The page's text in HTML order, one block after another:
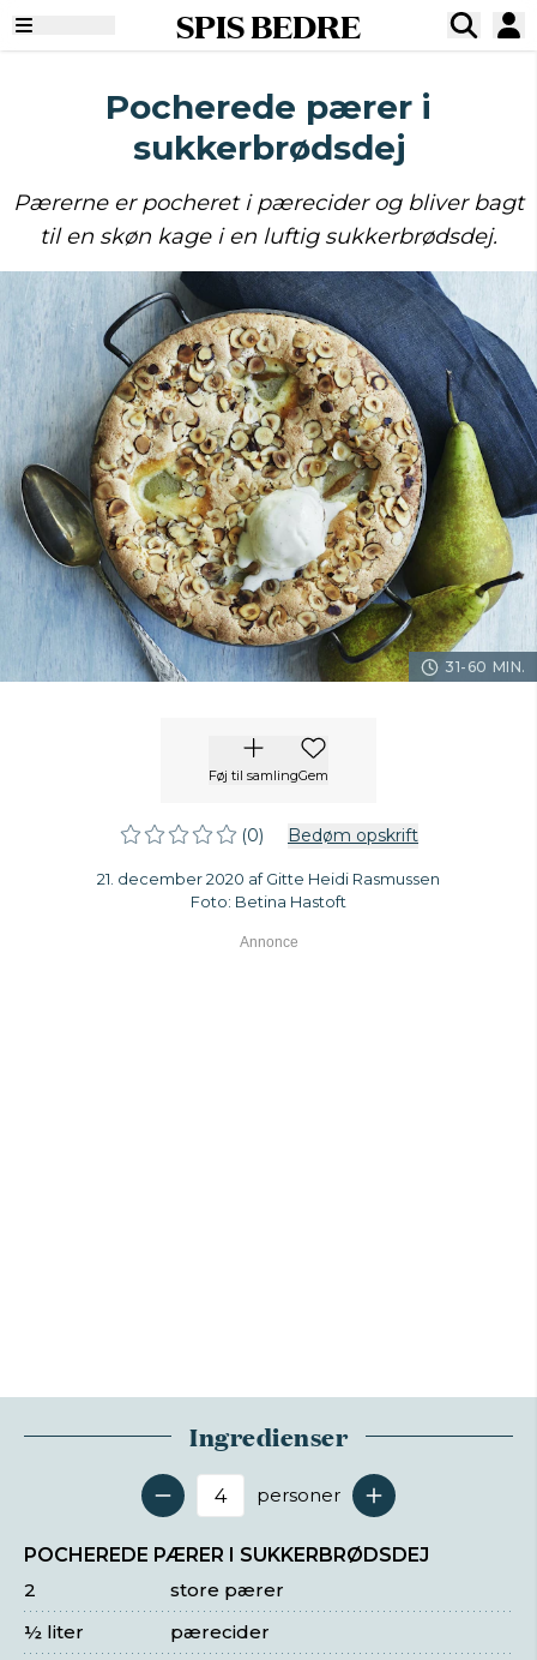
SPIS BEDRE
Pocherede pærer i
sukkerbrødsdej
Pærerne er pocheret i pærecider og bliver bagt
til en skøn kage i en luftig sukkerbrødsdej.
31-60 MIN.
Føj til samlingGem
(0) Bedøm opskrift
21. december 2020 af Gitte Heidi Rasmussen
Foto: Betina Hastoft
Ingredienser
Antal serveringer
personer
POCHEREDE PÆRER I SUKKERBRØDSDEJ
store pærer
2
pærecider
½ liter